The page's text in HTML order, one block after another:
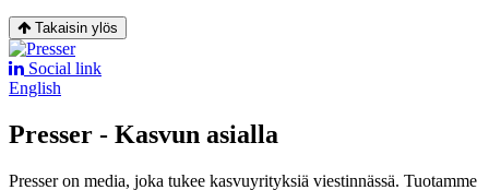
Takaisin ylös
Social link
English
Presser - Kasvun asialla
Presser on media, joka tukee kasvuyrityksiä viestinnässä. Tuotamme